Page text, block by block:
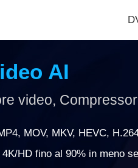
AI
video,
MOV, MKV, HEVC,
HD fino al 90% in meno